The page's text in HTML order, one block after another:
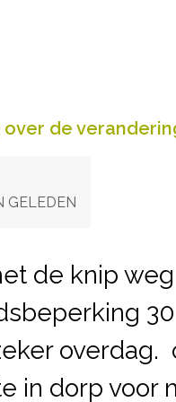
de
GELEDEN
de knip
overdag.
in dorp voor